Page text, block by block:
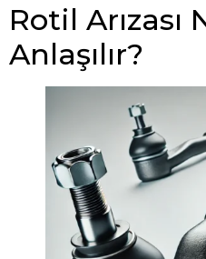
Rotil Arızası
Anlaşılır?